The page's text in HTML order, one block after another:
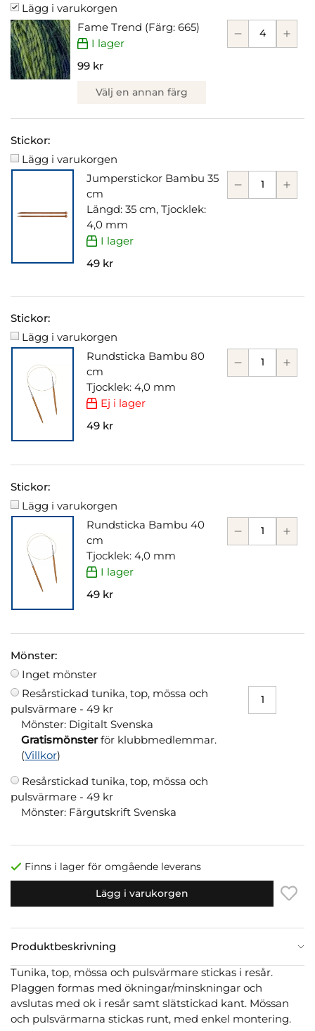
Lägg i varukorgen
Fame Trend (Färg: 665)
I lager
99 kr
Välj en annan färg
Stickor:
Lägg i varukorgen
Jumperstickor Bambu 35
cm
Längd: 35 cm, Tjocklek:
4,0 mm
I lager
49 kr
Stickor:
Lägg i varukorgen
Rundsticka Bambu 80
cm
Tjocklek: 4,0 mm
Ej i lager
49 kr
Stickor:
Lägg i varukorgen
Rundsticka Bambu 40
cm
Tjocklek: 4,0 mm
I lager
49 kr
Mönster:
Inget mönster
Resårstickad tunika, top, mössa och
pulsvärmare - 49 kr
Mönster: Digitalt Svenska
Gratismönsterför klubbmedlemmar.
(Villkor)
Resårstickad tunika, top, mössa och
pulsvärmare - 49 kr
Mönster: Färgutskrift Svenska
Finns i lager för omgående leverans
Lägg i varukorgen
Produktbeskrivning
Tunika, top, mössa och pulsvärmare stickas i resår.
Plaggen formas med ökningar/minskningar och
avslutas med ok i resår samt slätstickad kant. Mössan
och pulsvärmarna stickas runt, med enkel montering.